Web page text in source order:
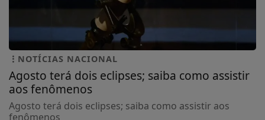
NOTÍCIAS NACIONAL
Agosto terá dois eclipses; saiba como assistir
aos fenômenos
Agosto terá dois eclipses; saiba como assistir aos
fenômenos